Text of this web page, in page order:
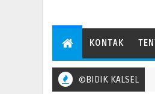
KONTAK
©BIDIK KALSEL